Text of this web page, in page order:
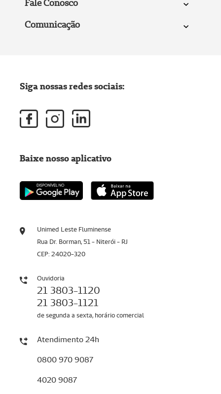
Fale Conosco
Comunicação
Unimed Leste Fluminense
Rua Dr. Borman, 51 - Niterói - RJ
CEP: 24020-320
Ouvidoria
21 3803-1120
21 3803-1121
de segunda a sexta, horário comercial
Atendimento 24h
0800 970 9087
4020 9087
Siga nossas redes sociais:
Baixe nosso aplicativo